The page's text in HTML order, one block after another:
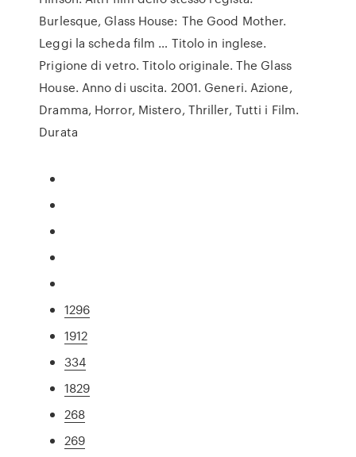
Burlesque, Glass House: The Good Mother.
Leggi la scheda film … Titolo in inglese.
Prigione di vetro. Titolo originale. The Glass
House. Anno di uscita. 2001. Generi. Azione,
Dramma, Horror, Mistero, Thriller, Tutti i Film.
Durata
1296
1912
334
1829
268
269